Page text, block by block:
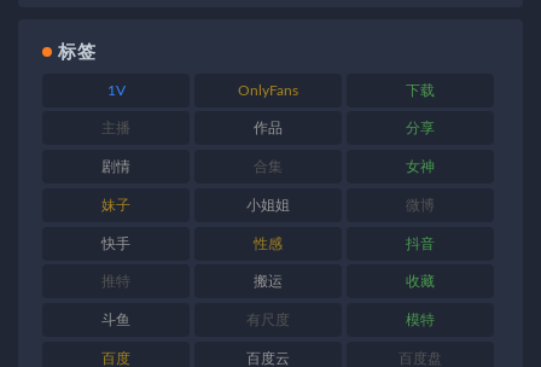
标签
1V OnlyFans 下载
主播 作品 分享
剧情 合集 女神
妹子 小姐姐 微博
快手 性感 抖音
推特 搬运 收藏
斗鱼 有尺度 模特
百度 百度云 百度盘